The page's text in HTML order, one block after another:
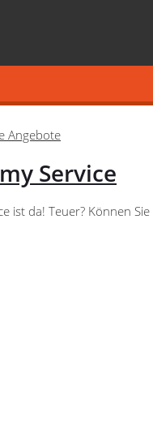
Angebote
Service
ist da! Teuer? Können